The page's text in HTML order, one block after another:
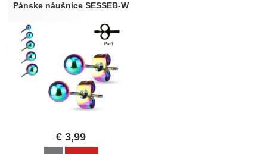
Pánske náušnice SESSEB-W
€ 3,99